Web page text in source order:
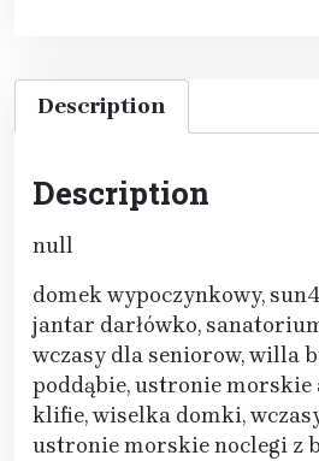
Description
Description
null
domek wypoczynkowy,
jantar darłówko,
wczasy dla seniorow, willa
poddąbie, ustronie
klifie, wiselka domki,
ustronie morskie noclegi z